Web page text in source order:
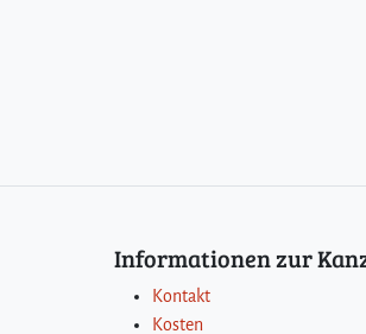
Informationen zur
Kontakt
Kosten